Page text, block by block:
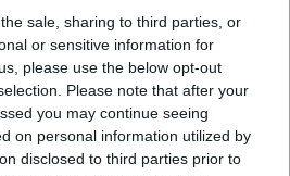
sale, sharing to third parties, or
or sensitive information for
please use the below opt-out
Please note that after your
you may continue seeing
on personal information utilized by
disclosed to third parties prior to
ξεχωρίσαμε, για να
τηνπροβολή για πρώτη